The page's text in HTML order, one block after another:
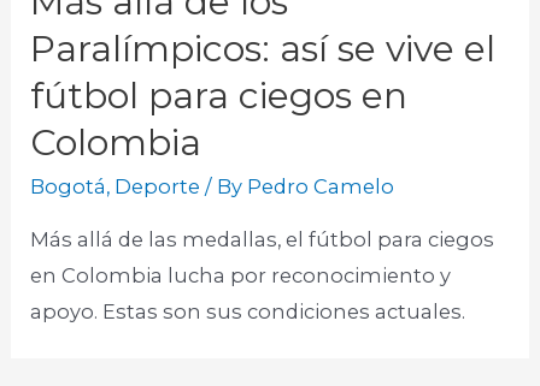
Paralímpicos: así se vive el
fútbol para ciegos en
Colombia
Bogotá, Deporte / By Pedro Camelo
Más allá de las medallas, el fútbol para ciegos
en Colombia lucha por reconocimiento y
apoyo. Estas son sus condiciones actuales.